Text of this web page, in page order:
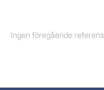
Föregående
Ingen föregående referens